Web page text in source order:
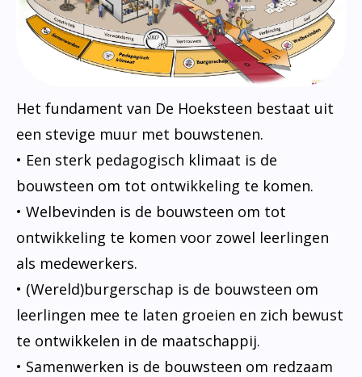
Het fundament van De Hoeksteen bestaat uit
een stevige muur met bouwstenen.
• Een sterk pedagogisch klimaat is de
bouwsteen om tot ontwikkeling te komen.
• Welbevinden is de bouwsteen om tot
ontwikkeling te komen voor zowel leerlingen
als medewerkers.
• (Wereld)burgerschap is de bouwsteen om
leerlingen mee te laten groeien en zich bewust
te ontwikkelen in de maatschappij.
• Samenwerken is de bouwsteen om redzaam